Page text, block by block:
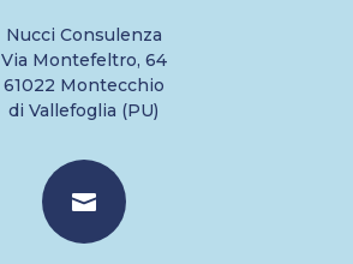
Nucci Consulenza
Via Montefeltro, 64
61022 Montecchio
di Vallefoglia (PU)
